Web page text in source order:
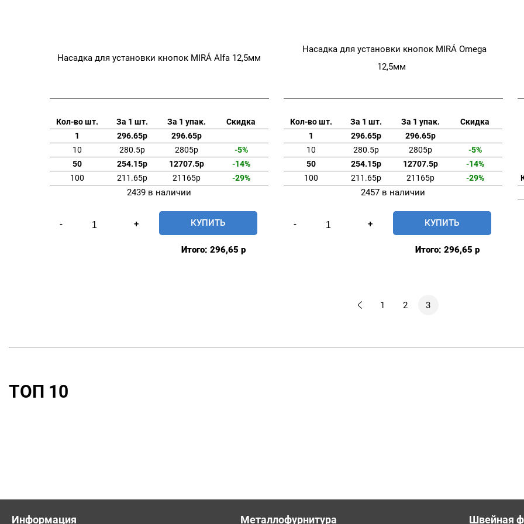
Насадка для установки кнопок MIRÁ Alfa 12,5мм
Кол-во шт. За 1 шт. За 1 упак.
Скидка
1
296.65р
296.65р
10
280.5р 2805р
-5%
50
254.15р 12707.5р
-14%
100
211.65р 21165р -29%
2439 в наличии
-
товара
+ КУПИТЬ
Итого: 296,65 р
Насадка для установки кнопок MIRÁ Omega
12,5мм
Кол-во шт. За 1 шт. За 1 упак.
Скидка
1
296.65р
296.65р
10
280.5р 2805р
-5%
50
254.15р 12707.5р
-14%
100
211.65р 21165р -29%
2457 в наличии
-
товара
+ КУПИТЬ
Итого: 296,65 р
1 2 3
ТОП 10
Информация Металлофурнитура Швейная